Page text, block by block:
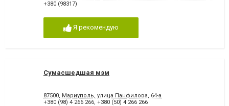
+380 (98317)
Я рекомендую
Сумасшедшая мэм
87500, Мариуполь, улица Панфилова, 64-а
+380 (98) 4 266 266, +380 (50) 4 266 266